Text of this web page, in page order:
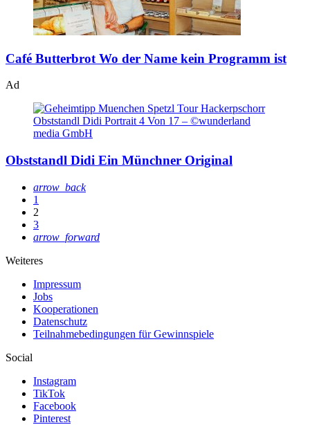
Café Butterbrot Wo der Name kein Programm ist
Ad
Obststandl Didi Ein Münchner Original
arrow_back
1
2
3
arrow_forward
Weiteres
Impressum
Jobs
Kooperationen
Datenschutz
Teilnahmebedingungen für Gewinnspiele
Social
Instagram
TikTok
Facebook
Pinterest